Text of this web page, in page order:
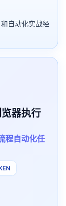
自动化实战经
器执行
程自动化任